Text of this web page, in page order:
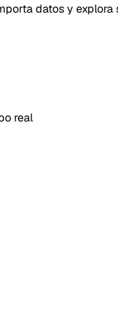
datos y
real